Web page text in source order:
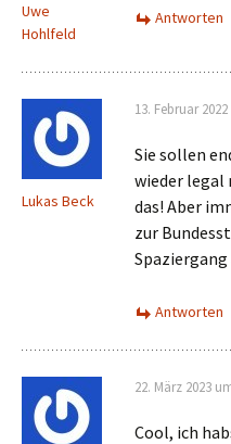
Uwe
Hohlfeld
Antworten
Lukas Beck
13. Februar
Sie sollen
wieder legal
das! Aber
zur
Spaziergang
Antworten
22. März 2023
Cool, ich